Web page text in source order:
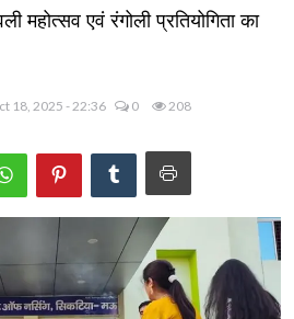
महोत्सव एवं रंगोली प्रतियोगिता का
18, 2025 - 22:36 0 208